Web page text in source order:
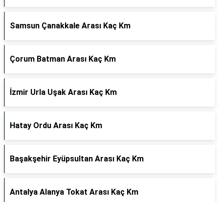
Samsun Çanakkale Arası Kaç Km
Çorum Batman Arası Kaç Km
İzmir Urla Uşak Arası Kaç Km
Hatay Ordu Arası Kaç Km
Başakşehir Eyüpsultan Arası Kaç Km
Antalya Alanya Tokat Arası Kaç Km